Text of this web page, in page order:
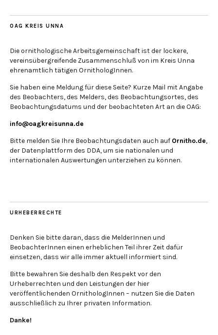
OAG KREIS UNNA
Die ornithologische Arbeitsgemeinschaft ist der lockere,
vereinsübergreifende Zusammenschluß von im Kreis Unna
ehrenamtlich tätigen OrnithologInnen.
Sie haben eine Meldung für diese Seite? Kurze Mail mit Angabe
des Beobachters, des Melders, des Beobachtungsortes, des
Beobachtungsdatums und der beobachteten Art an die OAG:
info@oagkreisunna.de
Bitte melden Sie Ihre Beobachtungsdaten auch auf Ornitho.de,
der Datenplattform des DDA, um sie nationalen und
internationalen Auswertungen unterziehen zu können.
URHEBERRECHTE
Denken Sie bitte daran, dass die MelderInnen und
BeobachterInnen einen erheblichen Teil ihrer Zeit dafür
einsetzen, dass wir alle immer aktuell informiert sind.
Bitte bewahren Sie deshalb den Respekt vor den
Urheberrechten und den Leistungen der hier
veröffentlichenden OrnithologInnen – nutzen Sie die Daten
ausschließlich zu Ihrer privaten Information.
Danke!